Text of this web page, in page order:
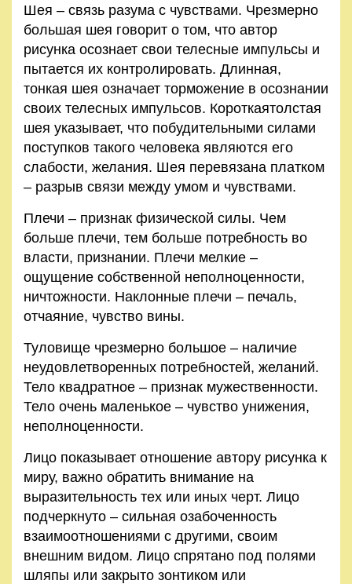
Шея – связь разума с чувствами. Чрезмерно
большая шея говорит о том, что автор
рисунка осознает свои телесные импульсы и
пытается их контролировать. Длинная,
тонкая шея означает торможение в осознании
своих телесных импульсов. Короткаятолстая
шея указывает, что побудительными силами
поступков такого человека являются его
слабости, желания. Шея перевязана платком
– разрыв связи между умом и чувствами.
Плечи – признак физической силы. Чем
больше плечи, тем больше потребность во
власти, признании. Плечи мелкие –
ощущение собственной неполноценности,
ничтожности. Наклонные плечи – печаль,
отчаяние, чувство вины.
Туловище чрезмерно большое – наличие
неудовлетворенных потребностей, желаний.
Тело квадратное – признак мужественности.
Тело очень маленькое – чувство унижения,
неполноценности.
Лицо показывает отношение автору рисунка к
миру, важно обратить внимание на
выразительность тех или иных черт. Лицо
подчеркнуто – сильная озабоченность
взаимоотношениями с другими, своим
внешним видом. Лицо спрятано под полями
шляпы или закрыто зонтиком или